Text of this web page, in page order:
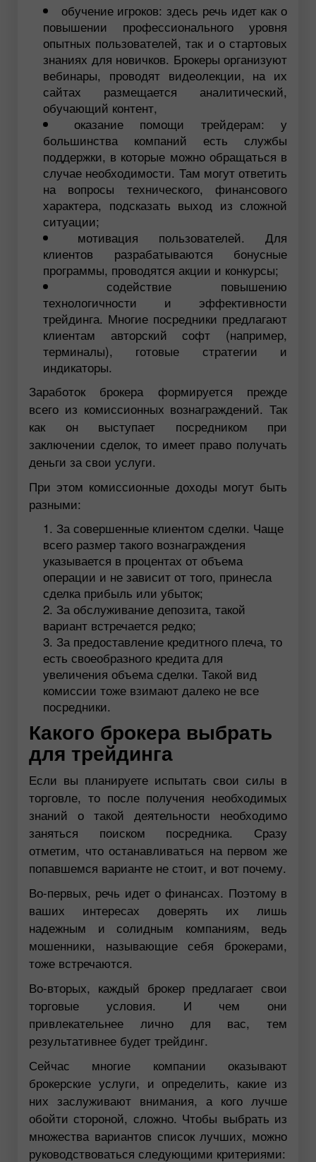
обучение игроков: здесь речь идет как о
повышении профессионального уровня
опытных пользователей, так и о стартовых
знаниях для новичков. Брокеры организуют
вебинары, проводят видеолекции, на их
сайтах размещается аналитический,
обучающий контент,
оказание помощи трейдерам: у
большинства компаний есть службы
поддержки, в которые можно обращаться в
случае необходимости. Там могут ответить
на вопросы технического, финансового
характера, подсказать выход из сложной
ситуации;
мотивация пользователей. Для
клиентов разрабатываются бонусные
программы, проводятся акции и конкурсы;
содействие повышению
технологичности и эффективности
трейдинга. Многие посредники предлагают
клиентам авторский софт (например,
терминалы), готовые стратегии и
индикаторы.
Заработок брокера формируется прежде
всего из комиссионных вознаграждений. Так
как он выступает посредником при
заключении сделок, то имеет право получать
деньги за свои услуги.
При этом комиссионные доходы могут быть
разными:
За совершенные клиентом сделки. Чаще
всего размер такого вознаграждения
указывается в процентах от объема
операции и не зависит от того, принесла
сделка прибыль или убыток;
За обслуживание депозита, такой
вариант встречается редко;
За предоставление кредитного плеча, то
есть своеобразного кредита для
увеличения объема сделки. Такой вид
комиссии тоже взимают далеко не все
посредники.
Какого брокера выбрать
для трейдинга
Если вы планируете испытать свои силы в
торговле, то после получения необходимых
знаний о такой деятельности необходимо
заняться поиском посредника. Сразу
отметим, что останавливаться на первом же
попавшемся варианте не стоит, и вот почему.
Во-первых, речь идет о финансах. Поэтому в
ваших интересах доверять их лишь
надежным и солидным компаниям, ведь
мошенники, называющие себя брокерами,
тоже встречаются.
Во-вторых, каждый брокер предлагает свои
торговые условия. И чем они
привлекательнее лично для вас, тем
результативнее будет трейдинг.
Сейчас многие компании оказывают
брокерские услуги, и определить, какие из
них заслуживают внимания, а кого лучше
обойти стороной, сложно. Чтобы выбрать из
множества вариантов список лучших, можно
руководствоваться следующими критериями: